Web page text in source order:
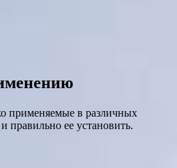
применяемые в различных
правильно ее установить.